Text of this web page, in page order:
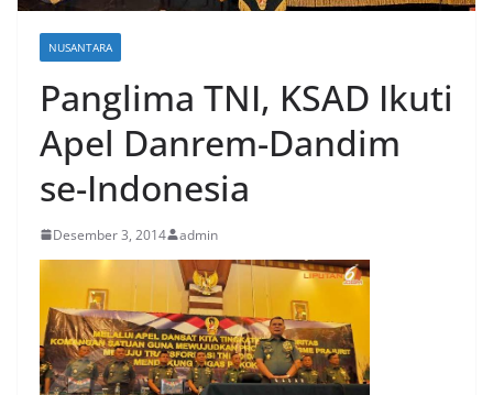
NUSANTARA
Panglima TNI, KSAD Ikuti
Apel Danrem-Dandim
se-Indonesia
Desember 3, 2014 admin